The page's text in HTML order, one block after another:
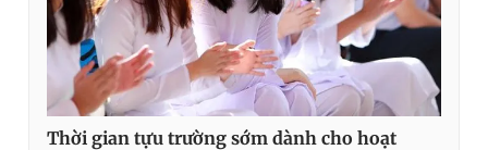
Thời gian tựu trường sớm dành cho hoạt